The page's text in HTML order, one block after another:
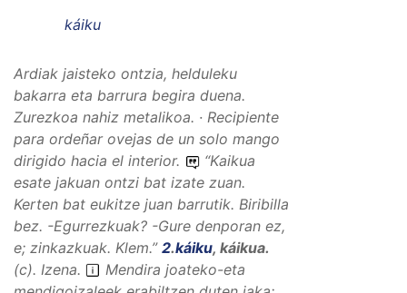
káiku
Ardiak jaisteko ontzia, helduleku
bakarra eta barrura begira duena.
Zurezkoa nahiz metalikoa. · Recipiente
para ordeñar ovejas de un solo mango
dirigido hacia el interior.
“Kaikua
esate jakuan ontzi bat izate zuan.
Kerten bat eukitze juan barrutik. Biribilla
bez. -Egurrezkuak? -Gure denporan ez,
e; zinkazkuak. Klem.” 2.káiku, káikua.
(c). Izena.
Mendira joateko-eta